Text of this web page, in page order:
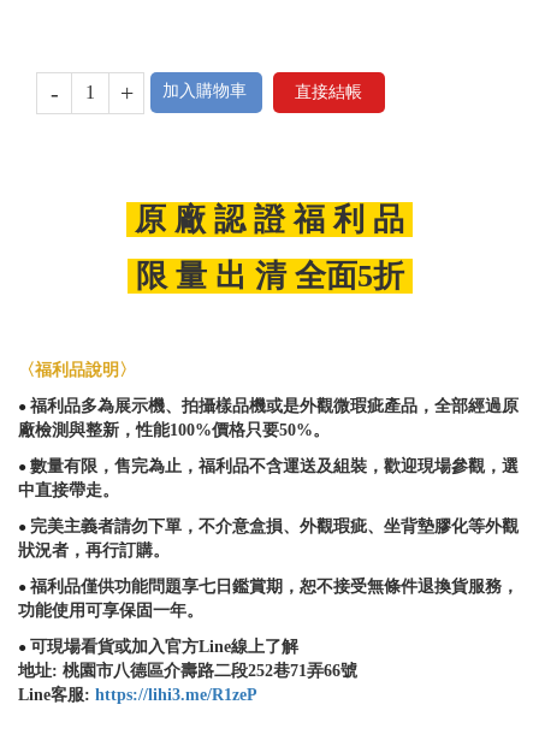
- + 加入購物車 直接結帳
原 廠 認 證 福 利 品
限 量 出 清 全面5折
〈福利品說明〉
● 福利品多為展示機、拍攝樣品機或是外觀微瑕疵產品，全部經過原
廠檢測與整新，性能100%價格只要50%。
● 數量有限，售完為止，福利品不含運送及組裝，歡迎現場參觀，選
中直接帶走。
● 完美主義者請勿下單，不介意盒損、外觀瑕疵、坐背墊膠化等外觀
狀況者，再行訂購。
● 福利品僅供功能問題享七日鑑賞期，恕不接受無條件退換貨服務，
功能使用可享保固一年。
● 可現場看貨或加入官方Line線上了解
地址: 桃園市八德區介壽路二段252巷71弄66號
Line客服: https://lihi3.me/R1zeP